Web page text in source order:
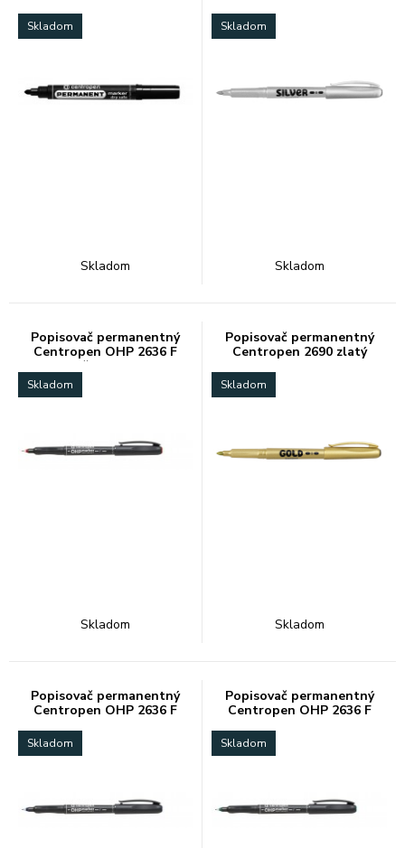
Skladom
Skladom
Skladom
Skladom
Popisovač permanentný
Centropen OHP 2636 F
červený
Skladom
Skladom
Popisovač permanentný
Centropen 2690 zlatý
Skladom
Skladom
Popisovač permanentný
Centropen OHP 2636 F
Skladom
Popisovač permanentný
Centropen OHP 2636 F
Skladom